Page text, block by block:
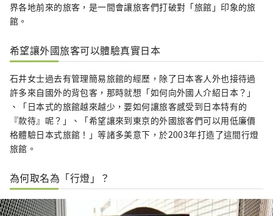
界各地前來的旅客，是一間會讓旅客們打破對「旅館」印象的旅
館。
希望讓外國旅客可以體驗真實日本
石井女士過去有管理簡易旅館的經歷，除了日本客人外也接待過
許多來自國外的背包客，那時就想「如何向外國人介紹日本？」
、「日本式的旅館越來越少，要如何讓旅客感受到日本特有的
『款待』呢？」、「希望讓來到東京的外國旅客們可以用低廉價
格體驗日本式旅館！」等諸多美意下，於2003年打造了這間行燈
旅館。
為何取名為「行燈」？